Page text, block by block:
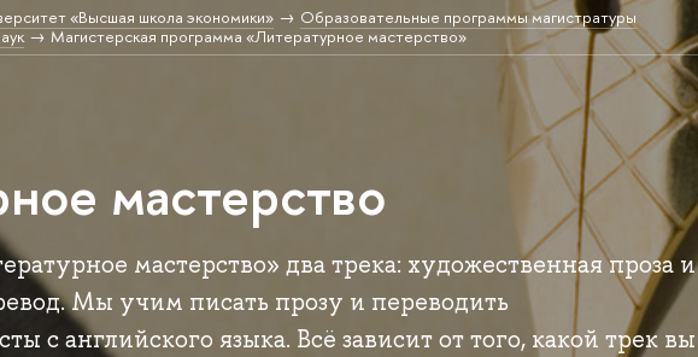
«Высшая школа экономики»
Образовательные программы магистратуры
Магистерская программа «Литературное мастерство»
мастерство
мастерство» два трека: художественная проза и
Мы учим писать прозу и переводить
с английского языка. Всё зависит от того, какой трек вы